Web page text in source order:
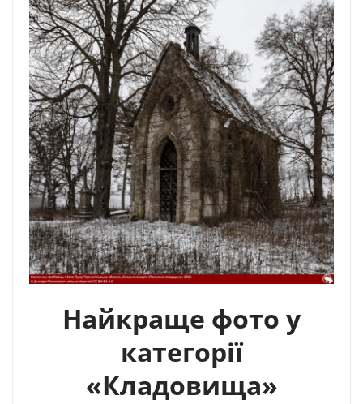
Найкраще фото у
категорії
«Кладовища»